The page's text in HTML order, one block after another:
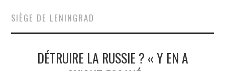
BRÈVES
JURIDIQUE
SIÈGE DE LENINGRAD
DÉTRUIRE LA RUSSIE ? « Y EN A